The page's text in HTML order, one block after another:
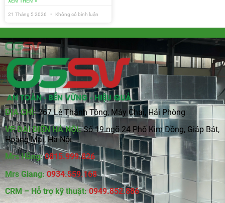
21 Tháng 5 2026 Không có bình luận
ĐỊA CHỈ: 267 Lê Thánh Tông, Máy Chai, Hải Phòng
VP ĐẠI DIỆN HÀ NỘI:Số 19 ngõ 24 Phố Kim Đồng, Giáp Bát,
Hoàng Mai, Hà Nội
Mrs Hằng: 0815.999.826
Mrs Giang: 0934.559.168
CRM – Hỗ trợ kỹ thuật: 0949.852.886